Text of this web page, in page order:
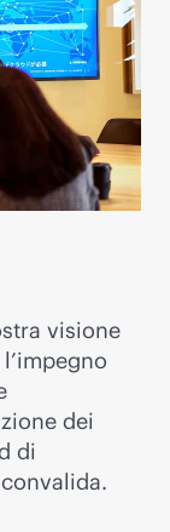
visione
dei
di